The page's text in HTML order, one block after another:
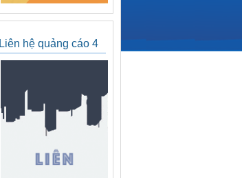
Liên hệ quảng cáo 4